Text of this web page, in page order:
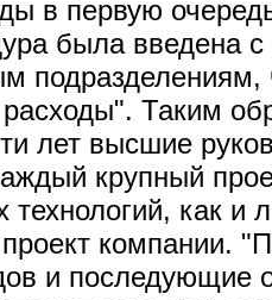
в первую
была введена
подразделениям,
Таким
лет высшие
крупный
как и
компании.
и последующие